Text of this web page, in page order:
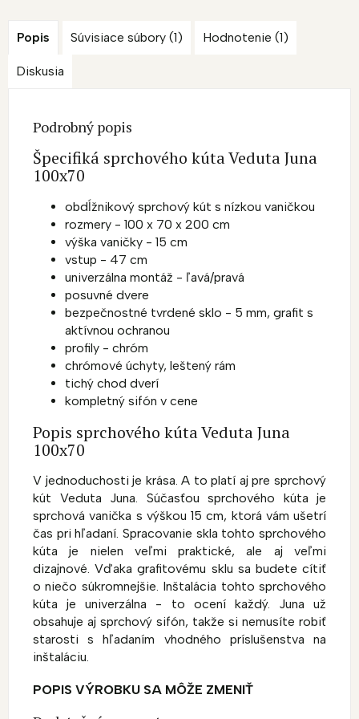
Popis Súvisiace súbory (1) Hodnotenie (1)
Diskusia
Podrobný popis
Špecifiká sprchového kúta Veduta Juna
100x70
obdĺžnikový sprchový kút s nízkou vaničkou
rozmery - 100 x 70 x 200 cm
výška vaničky - 15 cm
vstup - 47 cm
univerzálna montáž - ľavá/pravá
posuvné dvere
bezpečnostné tvrdené sklo - 5 mm, grafit s
aktívnou ochranou
profily - chróm
chrómové úchyty, leštený rám
tichý chod dverí
kompletný sifón v cene
Popis sprchového kúta Veduta Juna
100x70
V jednoduchosti je krása. A to platí aj pre sprchový
kút Veduta Juna. Súčasťou sprchového kúta je
sprchová vanička s výškou 15 cm, ktorá vám ušetrí
čas pri hľadaní. Spracovanie skla tohto sprchového
kúta je nielen veľmi praktické, ale aj veľmi
dizajnové. Vďaka grafitovému sklu sa budete cítiť
o niečo súkromnejšie. Inštalácia tohto sprchového
kúta je univerzálna - to ocení každý. Juna už
obsahuje aj sprchový sifón, takže si nemusíte robiť
starosti s hľadaním vhodného príslušenstva na
inštaláciu.
POPIS VÝROBKU SA MÔŽE ZMENIŤ